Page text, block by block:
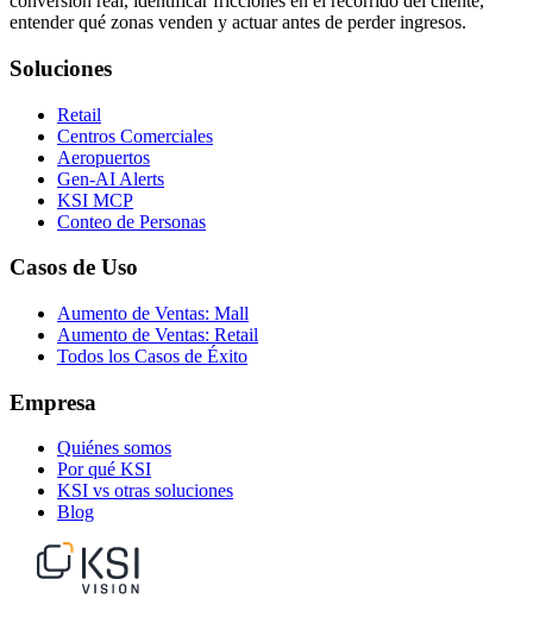
entender qué zonas venden y actuar antes de perder ingresos.
Soluciones
Retail
Centros Comerciales
Aeropuertos
Gen-AI Alerts
KSI MCP
Conteo de Personas
Casos de Uso
Aumento de Ventas: Mall
Aumento de Ventas: Retail
Todos los Casos de Éxito
Empresa
Quiénes somos
Por qué KSI
KSI vs otras soluciones
Blog